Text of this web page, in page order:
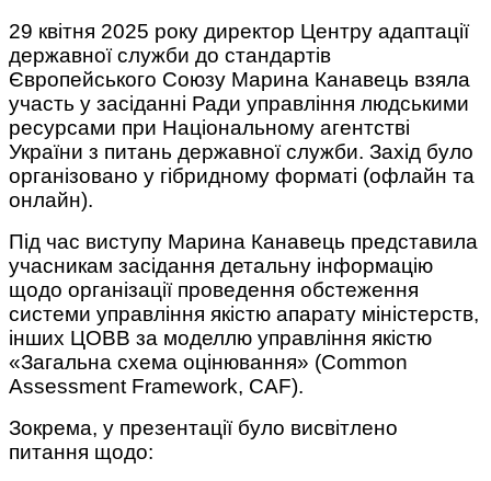
29 квітня 2025 року директор Центру адаптації
державної служби до стандартів
Європейського Союзу Марина Канавець взяла
участь у засіданні Ради управління людськими
ресурсами при Національному агентстві
України з питань державної служби. Захід було
організовано у гібридному форматі (офлайн та
онлайн).
Під час виступу Марина Канавець представила
учасникам засідання детальну інформацію
щодо організації проведення обстеження
системи управління якістю апарату міністерств,
інших ЦОВВ за моделлю управління якістю
«Загальна схема оцінювання» (Common
Assessment Framework, CAF).
Зокрема, у презентації було висвітлено
питання щодо: